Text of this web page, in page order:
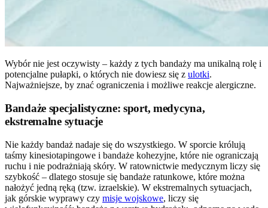
Wybór nie jest oczywisty – każdy z tych bandaży ma unikalną rolę i
potencjalne pułapki, o których nie dowiesz się z ulotki.
Najważniejsze, by znać ograniczenia i możliwe reakcje alergiczne.
Bandaże specjalistyczne: sport, medycyna,
ekstremalne sytuacje
Nie każdy bandaż nadaje się do wszystkiego. W sporcie królują
taśmy kinesiotapingowe i bandaże kohezyjne, które nie ograniczają
ruchu i nie podrażniają skóry. W ratownictwie medycznym liczy się
szybkość – dlatego stosuje się bandaże ratunkowe, które można
nałożyć jedną ręką (tzw. izraelskie). W ekstremalnych sytuacjach,
jak górskie wyprawy czy misje wojskowe, liczy się